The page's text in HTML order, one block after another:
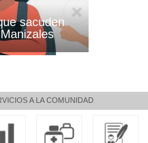
sacuden
A LA COMUNIDAD